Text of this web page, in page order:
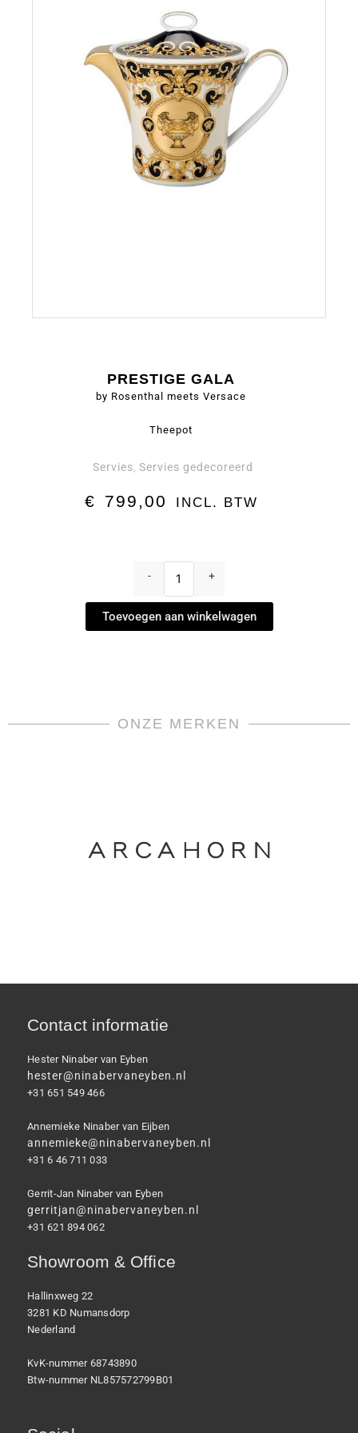
PRESTIGE GALA
by Rosenthal meets Versace
Theepot
Servies Servies gedecoreerd
€ 799,00 INCL. BTW
-
Gala
by
+
Toevoegen aan winkelwagen
ONZE MERKEN
Contact informatie
Hester Ninaber van Eyben
hester@ninabervaneyben.nl
+31 651 549 466
Annemieke Ninaber van Eijben
annemieke@ninabervaneyben.nl
+31 6 46 711 033
Gerrit-Jan Ninaber van Eyben
gerritjan@ninabervaneyben.nl
+31 621 894 062
Showroom & Office
Hallinxweg 22
3281 KD Numansdorp
Nederland
KvK-nummer 68743890
Btw-nummer NL857572799B01